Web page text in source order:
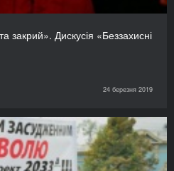
закрий». Дискусія «Беззахисні
24 березня 2019